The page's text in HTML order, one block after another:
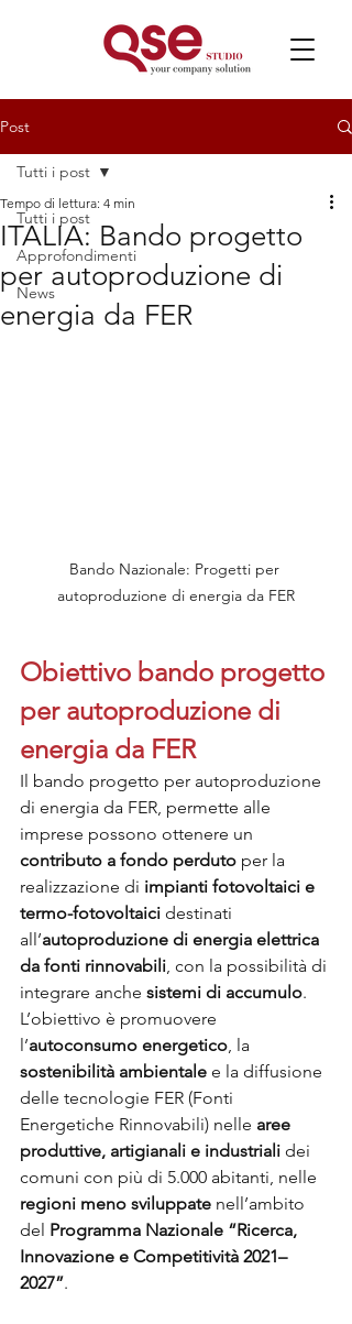
Post
Tutti i post
Approfondimenti
News
Tutti i post
ITALIA: Bando progetto
per autoproduzione di
energia da FER
Tempo di lettura: 4 min
Bando Nazionale: Progetti per
autoproduzione di energia da FER
Obiettivo bando progetto
per autoproduzione di
energia da FER
Il bando progetto per autoproduzione
di energia da FER, permette alle
imprese possono ottenere un
contributo a fondo perduto per la
realizzazione di impianti fotovoltaici e
termo-fotovoltaici destinati
all’autoproduzione di energia elettrica
da fonti rinnovabili , con la possibilità di
integrare anche sistemi di accumulo.
L’obiettivo è promuovere
l’autoconsumo energetico , la
sostenibilità ambientale e la diffusione
delle tecnologie FER (Fonti
Energetiche Rinnovabili) nelle aree
produttive, artigianali e industriali dei
comuni con più di 5.000 abitanti, nelle
regioni meno sviluppate nell’ambito
del Programma Nazionale “Ricerca,
Innovazione e Competitività 2021–
2027”.